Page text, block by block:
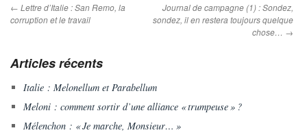
← Lettre d’Italie : San Remo, la
corruption et le travail
Journal de campagne (1) : Sondez,
sondez, il en restera toujours quelque
chose… →
Articles récents
Italie : Melonellum et Parabellum
Meloni : comment sortir d’une alliance « trumpeuse » ?
Mélenchon : « Je marche, Monsieur… »